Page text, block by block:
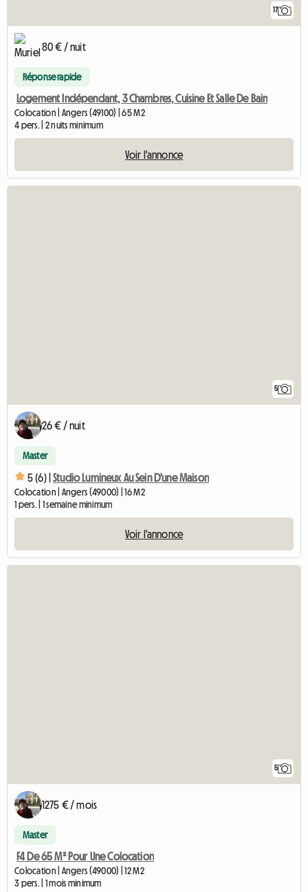
17
80 € / nuit
Réponse rapide
Logement Indépendant, 3 Chambres, Cuisine Et Salle De Bain
Colocation | Angers (49100) | 65 M2
4 pers. | 2 nuits minimum
Voir l'annonce
5
26 € / nuit
Master
5 (6) | Studio Lumineux Au Sein D'une Maison
Colocation | Angers (49000) | 16 M2
1 pers. | 1 semaine minimum
Voir l'annonce
5
1275 € / mois
Master
F4 De 65 M² Pour Une Colocation
Colocation | Angers (49000) | 12 M2
3 pers. | 1 mois minimum